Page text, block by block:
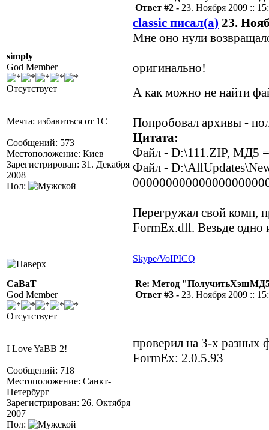
simply
God Member
Отсутствует
Мечта: избавиться от 1С
Сообщений: 573
Местоположение: Киев
Зарегистрирован: 31. Декабря
2008
Пол:
Ответ #2 - 23. Ноября 2009 ::
classic писал(а) 23.
Мне оно нули
оригинально!
А как можно не найти
Попробовал архивы -
Цитата:
Файл - D:\111.ZIP, МД5
Файл -
Перегружал свой комп,
FormEx.dll. Везьде одно
Skype/VoIPICQ
CaBaT
God Member
Отсутствует
I Love YaBB 2!
Сообщений: 718
Местоположение: Санкт-
Петербург
Зарегистрирован: 26. Октября
2007
Пол:
Re: Метод
Ответ #3 - 23. Ноября 2009 ::
проверил на 3-х разных
FormEx: 2.0.5.93